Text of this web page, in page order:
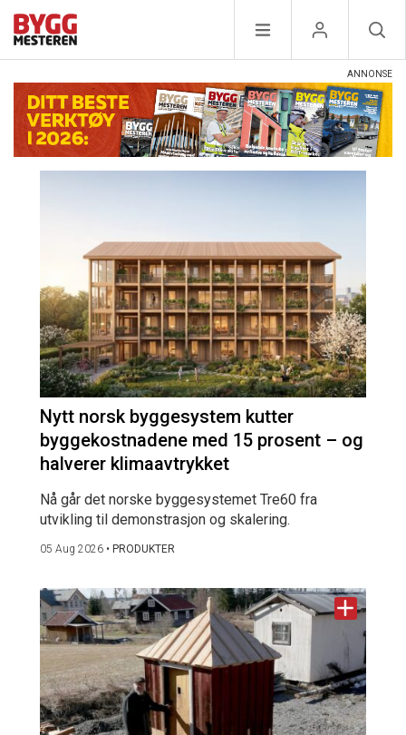
Nytt norsk byggesystem kutter
byggekostnadene med 15 prosent – og
halverer klimaavtrykket
Nå går det norske byggesystemet Tre60 fra
utvikling til demonstrasjon og skalering.
05 Aug 2026 • PRODUKTER